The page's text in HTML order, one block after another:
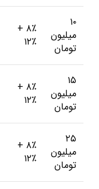
۱۰
میلیون
تومان
۸٪ +
۱۲٪
۱۵
میلیون
تومان
۸٪ +
۱۲٪
۲۵
میلیون
تومان
۸٪ +
۱۲٪